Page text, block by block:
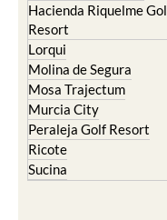
Hacienda Riquelme
Resort
Lorqui
Molina de Segura
Mosa Trajectum
Murcia City
Peraleja Golf Resort
Ricote
Sucina